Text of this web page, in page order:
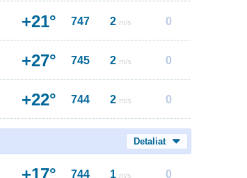
+21° 747 2 m/s 0
+27° 745 2 m/s 0
+22° 744 2 m/s 0
Detaliat
+17° 744 1 m/s 0